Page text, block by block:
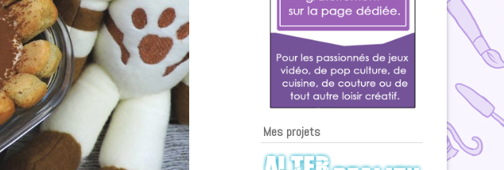
Mes projets